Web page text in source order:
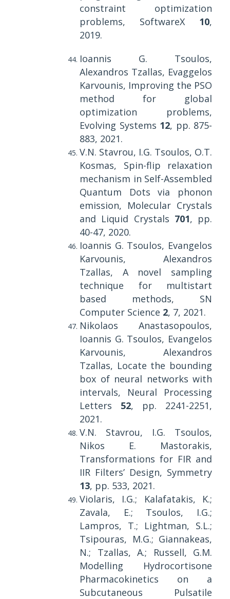
constraint optimization
problems, SoftwareX 10,
2019.
Ioannis G. Tsoulos,
Alexandros Tzallas, Evaggelos
Karvounis, Improving the PSO
method for global
optimization problems,
Evolving Systems 12, pp. 875-
883, 2021.
V.N. Stavrou, I.G. Tsoulos, O.T.
Kosmas, Spin-flip relaxation
mechanism in Self-Assembled
Quantum Dots via phonon
emission, Molecular Crystals
and Liquid Crystals 701, pp.
40-47, 2020.
Ioannis G. Tsoulos, Evangelos
Karvounis, Alexandros
Tzallas, A novel sampling
technique for multistart
based methods, SN
Computer Science 2, 7, 2021.
Nikolaos Anastasopoulos,
Ioannis G. Tsoulos, Evangelos
Karvounis, Alexandros
Tzallas, Locate the bounding
box of neural networks with
intervals, Neural Processing
Letters 52, pp. 2241-2251,
2021.
V.N. Stavrou, I.G. Tsoulos,
Nikos E. Mastorakis,
Transformations for FIR and
IIR Filters’ Design, Symmetry
13, pp. 533, 2021.
Violaris, I.G.; Kalafatakis, K.;
Zavala, E.; Tsoulos, I.G.;
Lampros, T.; Lightman, S.L.;
Tsipouras, M.G.; Giannakeas,
N.; Tzallas, A.; Russell, G.M.
Modelling Hydrocortisone
Pharmacokinetics on a
Subcutaneous Pulsatile